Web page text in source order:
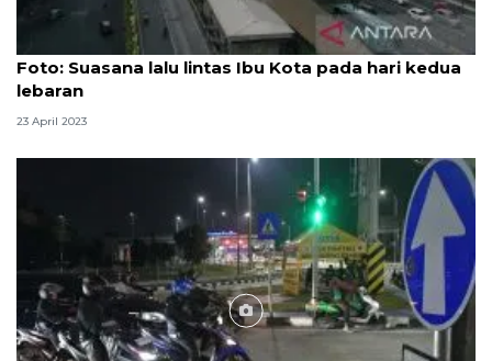
Foto: Suasana lalu lintas Ibu Kota pada hari kedua
lebaran
23 April 2023